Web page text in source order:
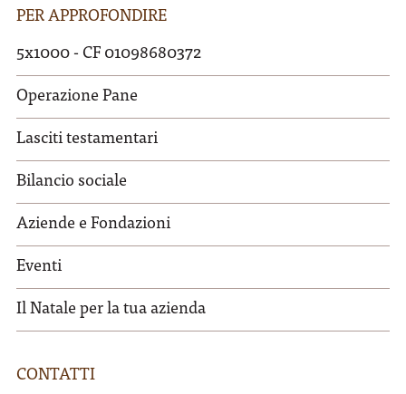
PER APPROFONDIRE
5x1000 - CF 01098680372
Operazione Pane
Lasciti testamentari
Bilancio sociale
Aziende e Fondazioni
Eventi
Il Natale per la tua azienda
CONTATTI